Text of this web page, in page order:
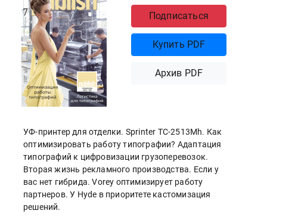
Подписаться
Купить PDF
Архив PDF
УФ-принтер для отделки. Sprinter ТС-2513Mh. Как
оптимизировать работу типографии? Адаптация
типографий к цифровизации грузоперевозок.
Вторая жизнь рекламного производства. Если у
вас нет гибрида. Vorey оптимизирует работу
партнеров. У Hyde в приоритете кастомизация
решений.